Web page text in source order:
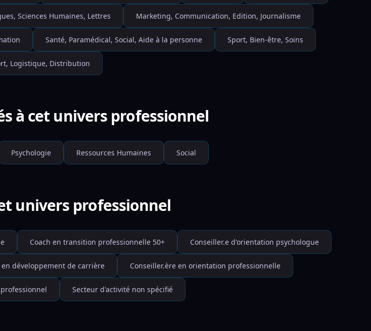
Sciences Humaines, Lettres Marketing, Communication, Edition, Journalisme
Santé, Paramédical, Social, Aide à la personne Sport, Bien-être, Soins
Logistique, Distribution
à cet univers professionnel
Psychologie Ressources Humaines Social
univers professionnel
Coach en transition professionnelle 50+ Conseiller.e d'orientation psychologue
en développement de carrière Conseiller.ère en orientation professionnelle
Secteur d'activité non spécifié